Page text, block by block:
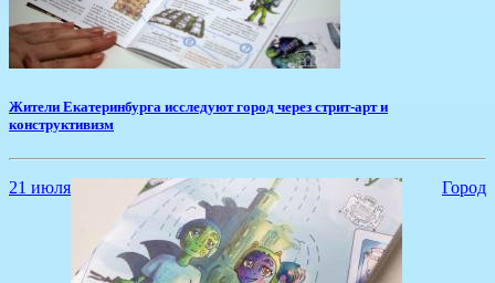
​Жители Екатеринбурга исследуют город через стрит-арт и
конструктивизм
21 июля Город